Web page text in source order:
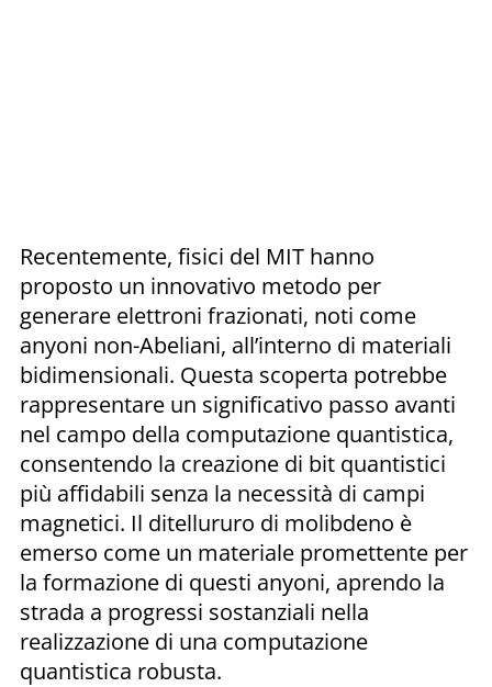
Recentemente, fisici del MIT hanno
proposto un innovativo metodo per
generare elettroni frazionati, noti come
anyoni non-Abeliani, all’interno di materiali
bidimensionali. Questa scoperta potrebbe
rappresentare un significativo passo avanti
nel campo della computazione quantistica,
consentendo la creazione di bit quantistici
più affidabili senza la necessità di campi
magnetici. Il ditellururo di molibdeno è
emerso come un materiale promettente per
la formazione di questi anyoni, aprendo la
strada a progressi sostanziali nella
realizzazione di una computazione
quantistica robusta.